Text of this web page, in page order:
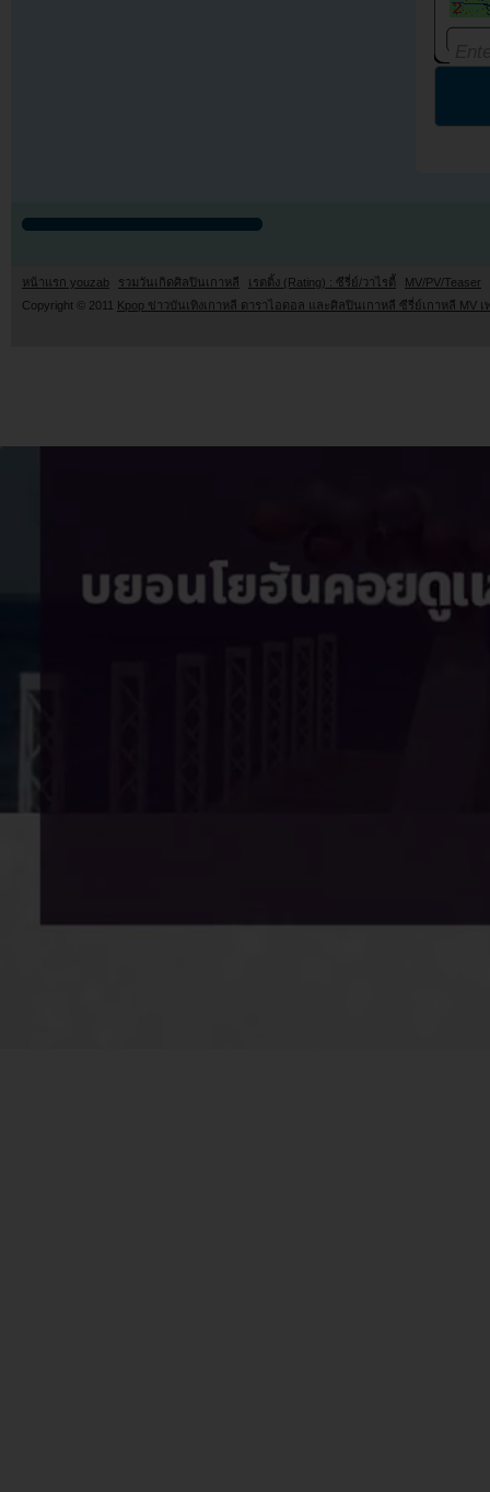
หน้าแรก youzab รวมวันเกิดศิลปินเกาหลี เรตติ้ง (Rating) : ซีรี่ย์/วาไรตี้
MV/PV/Teaser
Copyright © 2011 Kpop ข่าวบันเทิงเกาหลี ดาราไอดอล และศิลปินเกาหลี ซีรี่ย์เกาหลี MV